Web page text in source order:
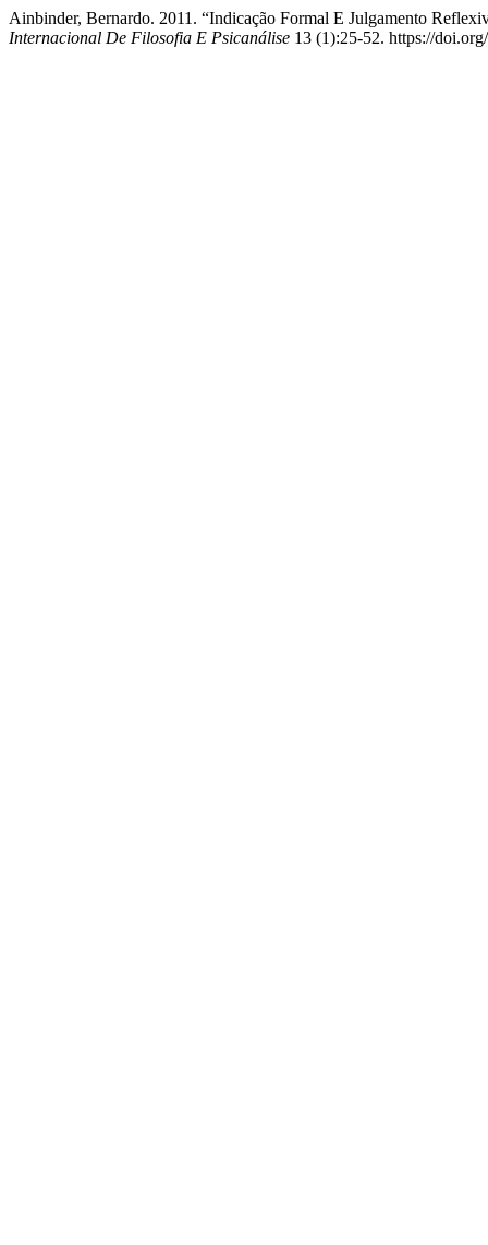
Ainbinder, Bernardo. 2011. “Indicação Formal E Julgamento
Internacional De Filosofia E Psicanálise 13 (1):25-52. https://